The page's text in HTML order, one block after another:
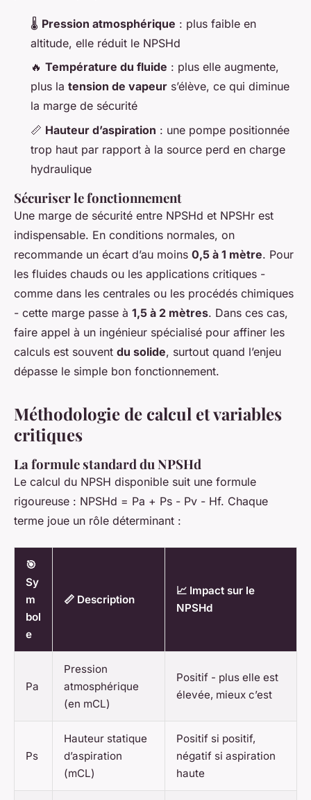
🌡️ Pression atmosphérique : plus faible en
altitude, elle réduit le NPSHd
🔥 Température du fluide : plus elle augmente,
plus la tension de vapeur s’élève, ce qui diminue
la marge de sécurité
📏 Hauteur d’aspiration : une pompe positionnée
trop haut par rapport à la source perd en charge
hydraulique
Sécuriser le fonctionnement
Une marge de sécurité entre NPSHd et NPSHr est
indispensable. En conditions normales, on
recommande un écart d’au moins 0,5 à 1 mètre. Pour
les fluides chauds ou les applications critiques -
comme dans les centrales ou les procédés chimiques
- cette marge passe à 1,5 à 2 mètres. Dans ces cas,
faire appel à un ingénieur spécialisé pour affiner les
calculs est souvent du solide, surtout quand l’enjeu
dépasse le simple bon fonctionnement.
Méthodologie de calcul et variables
critiques
La formule standard du NPSHd
Le calcul du NPSH disponible suit une formule
rigoureuse : NPSHd = Pa + Ps - Pv - Hf. Chaque
terme joue un rôle déterminant :
🎯
Sy
m
bol
e
📏 Description
📈 Impact sur le
NPSHd
Pa
Pression
atmosphérique
(en mCL)
Positif - plus elle est
élevée, mieux c’est
Ps
Hauteur statique
d’aspiration
(mCL)
Positif si positif,
négatif si aspiration
haute